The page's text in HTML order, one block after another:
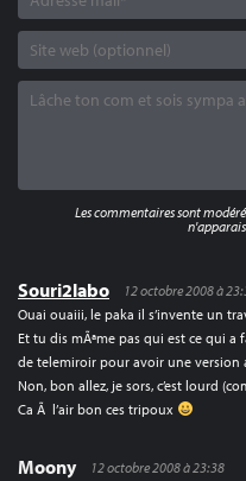
Souri2labo
12 octobre 2008 à
Ouai ouaiii, le paka il s’invente un
Et tu dis mÃªme pas qui est ce qui
de telemiroir pour avoir une version
Non, bon allez, je sors, c’est lourd
Ca Ã l’air bon ces tripoux
Moony
12 octobre 2008 à 23:38
Les commentaires sont